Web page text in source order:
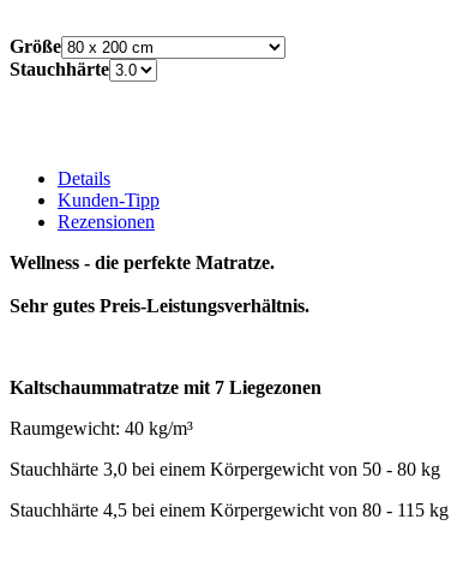
Größe
Stauchhärte
Details
Kunden-Tipp
Rezensionen
Wellness - die perfekte Matratze.
Sehr gutes Preis-Leistungsverhältnis.
Kaltschaummatratze mit 7 Liegezonen
Raumgewicht: 40 kg/m³
Stauchhärte 3,0 bei einem Körpergewicht von 50 - 80 kg
Stauchhärte 4,5 bei einem Körpergewicht von 80 - 115 kg